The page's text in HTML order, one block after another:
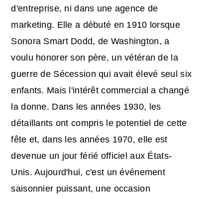
d'entreprise, ni dans une agence de
marketing. Elle a débuté en 1910 lorsque
Sonora Smart Dodd, de Washington, a
voulu honorer son père, un vétéran de la
guerre de Sécession qui avait élevé seul six
enfants. Mais l'intérêt commercial a changé
la donne. Dans les années 1930, les
détaillants ont compris le potentiel de cette
fête et, dans les années 1970, elle est
devenue un jour férié officiel aux États-
Unis. Aujourd'hui, c'est un événement
saisonnier puissant, une occasion